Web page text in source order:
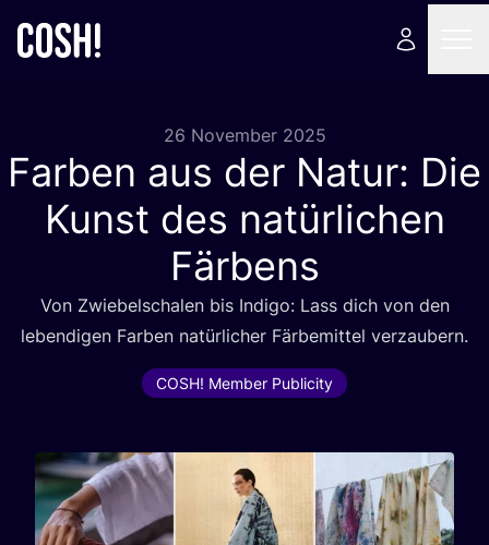
26 November 2025
Farben aus der Natur: Die
Kunst des natürlichen
Färbens
Von Zwie­bel­scha­len bis Indi­go: Lass dich von den
leben­di­gen Far­ben natür­li­cher Fär­be­mit­tel verzaubern.
COSH! Member Publicity